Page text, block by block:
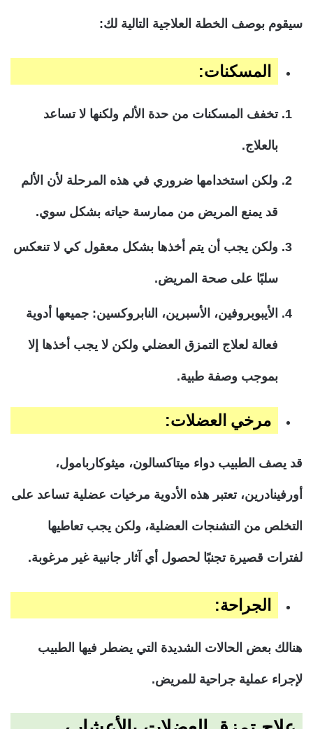
سيقوم بوصف الخطة العلاجية التالية لك:
المسكنات:
تخفف المسكنات من حدة الألم ولكنها لا تساعد
بالعلاج.
ولكن استخدامها ضروري في هذه المرحلة لأن الألم
قد يمنع المريض من ممارسة حياته بشكل سوي.
ولكن يجب أن يتم أخذها بشكل معقول كي لا تنعكس
سلبًا على صحة المريض.
الأيبوبروفين، الأسبرين، النابروكسين: جميعها أدوية
فعالة لعلاج التمزق العضلي ولكن لا يجب أخذها إلا
بموجب وصفة طبية.
مرخي العضلات:
قد يصف الطبيب دواء ميتاكسالون، ميثوكاربامول،
أورفينادرين، تعتبر هذه الأدوية مرخيات عضلية تساعد على
التخلص من التشنجات العضلية، ولكن يجب تعاطيها
لفترات قصيرة تجنبًا لحصول أي آثار جانبية غير مرغوبة.
الجراحة:
هنالك بعض الحالات الشديدة التي يضطر فيها الطبيب
لإجراء عملية جراحية للمريض.